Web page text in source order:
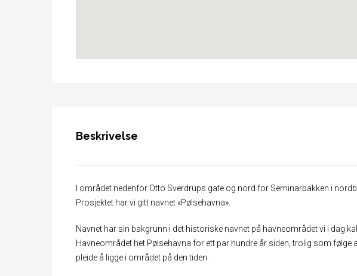
Beskrivelse
I området nedenfor Otto Sverdrups gate og nord for Seminarbakken i
Prosjektet har vi gitt navnet «Pølsehavna».
Navnet har sin bakgrunn i det historiske navnet på havneområdet vi i dag
Havneområdet het Pølsehavna for ett par hundre år siden, trolig som følge
pleide å ligge i området på den tiden.